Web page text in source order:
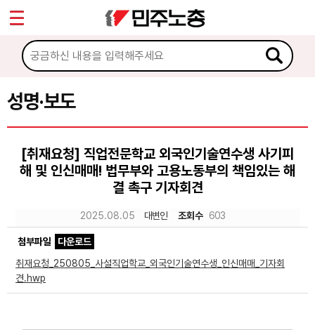
성명·보도
[취재요청] 직업전문학교 외국인기술연수생 사기피
해 및 인신매매! 법무부와 고용노동부의 책임있는 해
결 촉구 기자회견
2025.08.05 대변인 조회수 603
첨부파일
다운로드
취재요청_250805_사설직업학교_외국인기술연수생_인신매매_기자회
견.hwp
마이페이지
소개
소식
공지사항
성명·보도
노동상담
자료
Sketchbook5, 스케치북5
Sketchbook5, 스케치북5